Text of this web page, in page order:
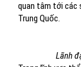
quan tâm tới các
Trung Quốc.
Lãnh